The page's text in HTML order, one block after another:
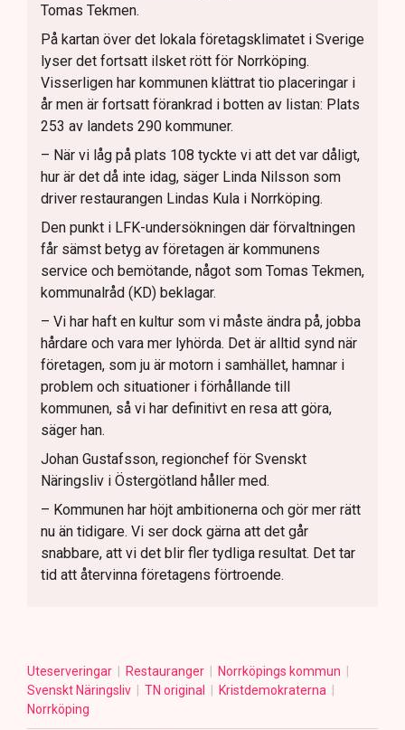
Tomas Tekmen.
På kartan över det lokala företagsklimatet i Sverige
lyser det fortsatt ilsket rött för Norrköping.
Visserligen har kommunen klättrat tio placeringar i
år men är fortsatt förankrad i botten av listan: Plats
253 av landets 290 kommuner.
– När vi låg på plats 108 tyckte vi att det var dåligt,
hur är det då inte idag, säger Linda Nilsson som
driver restaurangen Lindas Kula i Norrköping.
Den punkt i LFK-undersökningen där förvaltningen
får sämst betyg av företagen är kommunens
service och bemötande, något som Tomas Tekmen,
kommunalråd (KD) beklagar.
– Vi har haft en kultur som vi måste ändra på, jobba
hårdare och vara mer lyhörda. Det är alltid synd när
företagen, som ju är motorn i samhället, hamnar i
problem och situationer i förhållande till
kommunen, så vi har definitivt en resa att göra,
säger han.
Johan Gustafsson, regionchef för Svenskt
Näringsliv i Östergötland håller med.
– Kommunen har höjt ambitionerna och gör mer rätt
nu än tidigare. Vi ser dock gärna att det går
snabbare, att vi det blir fler tydliga resultat. Det tar
tid att återvinna företagens förtroende.
Uteserveringar Restauranger
Norrköpings kommun
Svenskt Näringsliv
TN original
Kristdemokraterna
Norrköping